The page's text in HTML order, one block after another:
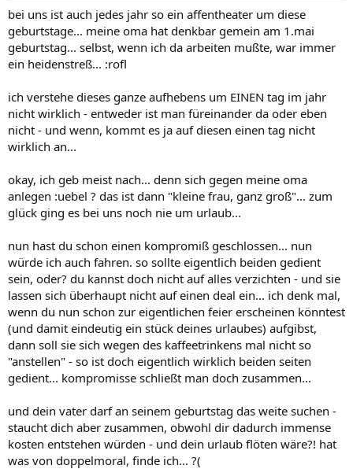
bei uns ist auch jedes jahr so ein affentheater um diese
geburtstage... meine oma hat denkbar gemein am 1.mai
geburtstag... selbst, wenn ich da arbeiten mußte, war immer
ein heidenstreß... :rofl
ich verstehe dieses ganze aufhebens um EINEN tag im jahr
nicht wirklich - entweder ist man füreinander da oder eben
nicht - und wenn, kommt es ja auf diesen einen tag nicht
wirklich an...
okay, ich geb meist nach... denn sich gegen meine oma
anlegen :uebel ? das ist dann "kleine frau, ganz groß"... zum
glück ging es bei uns noch nie um urlaub...
nun hast du schon einen kompromiß geschlossen... nun
würde ich auch fahren. so sollte eigentlich beiden gedient
sein, oder? du kannst doch nicht auf alles verzichten - und sie
lassen sich überhaupt nicht auf einen deal ein... ich denk mal,
wenn du nun schon zur eigentlichen feier erscheinen könntest
(und damit eindeutig ein stück deines urlaubes) aufgibst,
dann soll sie sich wegen des kaffeetrinkens mal nicht so
"anstellen" - so ist doch eigentlich wirklich beiden seiten
gedient... kompromisse schließt man doch zusammen...
und dein vater darf an seinem geburtstag das weite suchen -
staucht dich aber zusammen, obwohl dir dadurch immense
kosten entstehen würden - und dein urlaub flöten wäre?! hat
was von doppelmoral, finde ich... ?(